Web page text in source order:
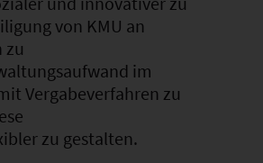
von KMU an
zu
im
Vergabeverfahren zu
zu gestalten.